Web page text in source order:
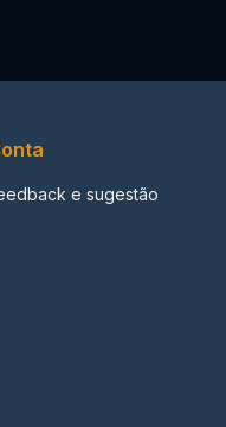
e sugestão